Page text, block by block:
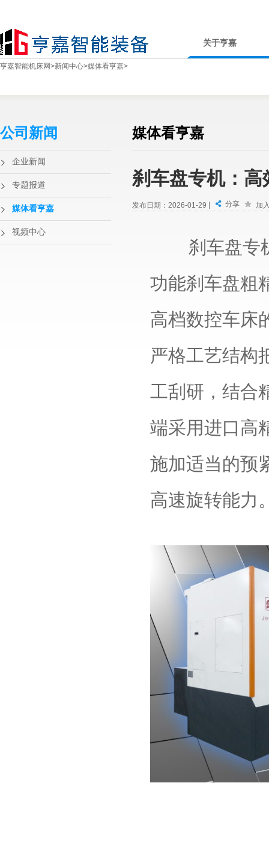
关于亨嘉
亨嘉智能机床网>新闻中心>媒体看亨嘉>
公司新闻
企业新闻
专题报道
媒体看亨嘉
视频中心
媒体看亨嘉
刹车盘专机：
发布日期：2026-01-29 | 分享 加
刹车盘专
功能刹车盘粗
高档数控车床
严格工艺结构
工刮研，结合
端采用进口高
施加适当的预
高速旋转能力